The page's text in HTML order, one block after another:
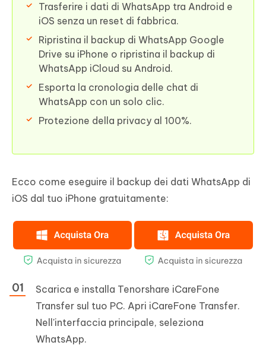
Trasferire i dati di WhatsApp tra Android e
iOS senza un reset di fabbrica.
Ripristina il backup di WhatsApp Google
Drive su iPhone o ripristina il backup di
WhatsApp iCloud su Android.
Esporta la cronologia delle chat di
WhatsApp con un solo clic.
Protezione della privacy al 100%.
Ecco come eseguire il backup dei dati WhatsApp di
iOS dal tuo iPhone gratuitamente:
Scarica e installa Tenorshare iCareFone
Transfer sul tuo PC. Apri iCareFone Transfer.
Nell'interfaccia principale, seleziona
WhatsApp.